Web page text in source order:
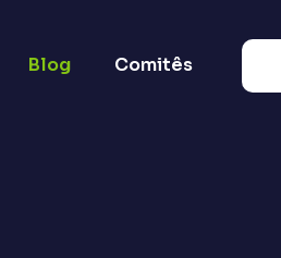
Blog Comitês